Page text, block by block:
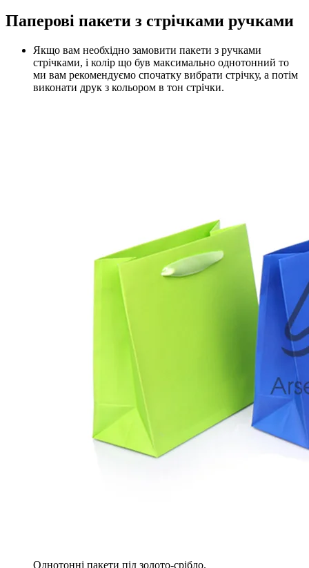
Паперові пакети з стрічками ручками
Якщо вам необхідно замовити пакети з ручками
стрічками, і колір що був максимально однотонний то
ми вам рекомендуємо спочатку вибрати стрічку, а потім
виконати друк з кольором в тон стрічки.
Однотонні пакети під золото-срібло.